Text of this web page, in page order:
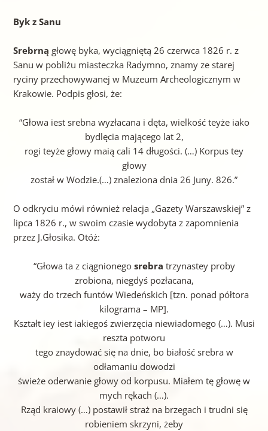
Byk z Sanu
Srebrną głowę byka, wyciągniętą 26 czerwca 1826 r. z
Sanu w pobliżu miasteczka Radymno, znamy ze starej
ryciny przechowywanej w Muzeum Archeologicznym w
Krakowie. Podpis głosi, że:
“Głowa iest srebna wyzłacana i dęta, wielkość teyże iako
bydlęcia mającego lat 2,
rogi teyże głowy maią cali 14 długości. (…) Korpus tey
głowy
został w Wodzie.(…) znaleziona dnia 26 Juny. 826.”
O odkryciu mówi również relacja „Gazety Warszawskiej” z
lipca 1826 r., w swoim czasie wydobyta z zapomnienia
przez J.Głosika. Otóż:
“Głowa ta z ciągnionego srebra trzynastey proby
zrobiona, niegdyś pozłacana,
waży do trzech funtów Wiedeńskich [tzn. ponad półtora
kilograma – MP].
Kształt iey iest iakiegoś zwierzęcia niewiadomego (…). Musi
reszta potworu
tego znaydować się na dnie, bo białość srebra w
odłamaniu dowodzi
świeże oderwanie głowy od korpusu. Miałem tę głowę w
mych rękach (…).
Rząd kraiowy (…) postawił straż na brzegach i trudni się
robieniem skrzyni, żeby